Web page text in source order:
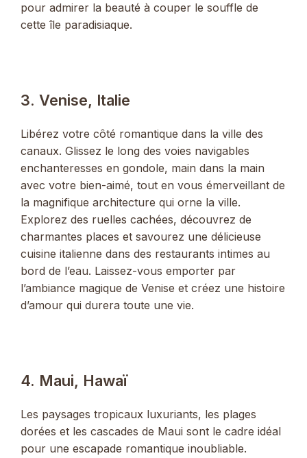
pour admirer la beauté à couper le souffle de
cette île paradisiaque.
3. Venise, Italie
Libérez votre côté romantique dans la ville des
canaux. Glissez le long des voies navigables
enchanteresses en gondole, main dans la main
avec votre bien-aimé, tout en vous émerveillant de
la magnifique architecture qui orne la ville.
Explorez des ruelles cachées, découvrez de
charmantes places et savourez une délicieuse
cuisine italienne dans des restaurants intimes au
bord de l’eau. Laissez-vous emporter par
l’ambiance magique de Venise et créez une histoire
d’amour qui durera toute une vie.
4. Maui, Hawaï
Les paysages tropicaux luxuriants, les plages
dorées et les cascades de Maui sont le cadre idéal
pour une escapade romantique inoubliable.